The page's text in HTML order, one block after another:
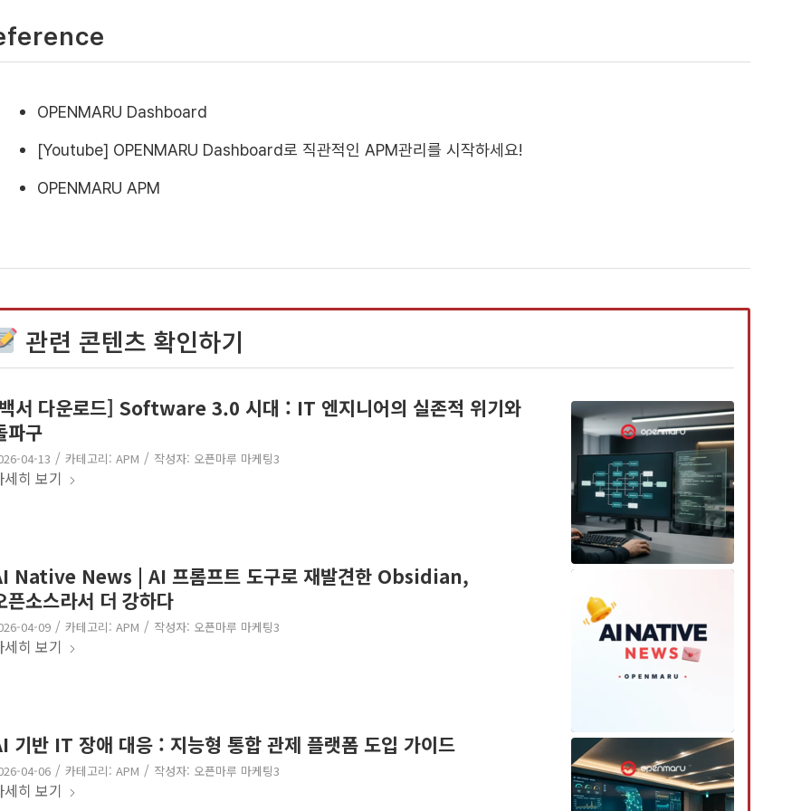
OPENMARU Dashboard
[Youtube] OPENMARU Dashboard로 직관적인 APM관리를 시작하세요!
OPENMARU APM
관련 콘텐츠 확인하기
서 다운로드] Software 3.0 시대 : IT 엔지니어의 실존적 위기와
파구
04-13 / 카테고리: APM / 작성자: 오픈마루 마케팅3
세히 보기
Native News | AI 프롬프트 도구로 재발견한 Obsidian,
픈소스라서 더 강하다
04-09 / 카테고리: APM / 작성자: 오픈마루 마케팅3
세히 보기
기반 IT 장애 대응 : 지능형 통합 관제 플랫폼 도입 가이드
04-06 / 카테고리: APM / 작성자: 오픈마루 마케팅3
세히 보기